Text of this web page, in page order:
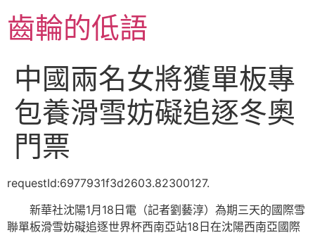
至
主齒輪的低語
中國兩名女將獲單板專
包養滑雪妨礙追逐冬奧
門票
requestId:6977931f3d2603.82300127.
新華社沈陽1月18日電（記者劉藝淳）為期三天的國際雪
聯單板滑雪妨礙追逐世界杯西南亞站18日在沈陽西南亞國際